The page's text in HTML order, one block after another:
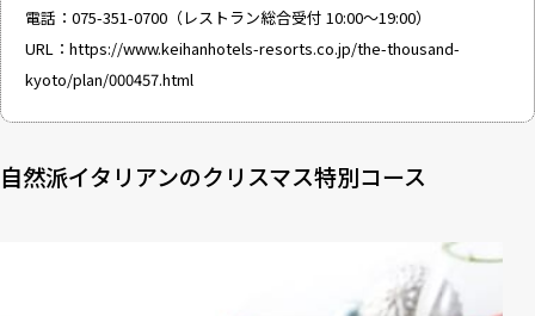
電話：075-351-0700（レストラン総合受付 10:00～19:00）
URL： https://www.keihanhotels-resorts.co.jp/the-thousand-
kyoto/plan/000457.html
自然派イタリアンのクリスマス特別コース